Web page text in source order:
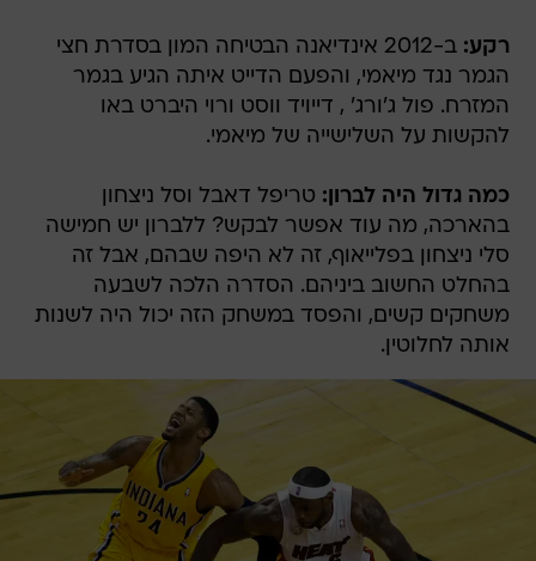
רקע:
ב-2012 אינדיאנה הבטיחה המון בסדרת חצי
הגמר נגד מיאמי, והפעם הדייט איתה הגיע בגמר
המזרח. פול ג'ורג' , דייויד ווסט ורוי היברט באו
להקשות על השלישייה של מיאמי.
כמה גדול היה לברון: טריפל דאבל וסל ניצחון
בהארכה, מה עוד אפשר לבקש? ללברון יש חמישה
סלי ניצחון בפלייאוף, זה לא היפה שבהם, אבל זה
בהחלט החשוב ביניהם. הסדרה הלכה לשבעה
משחקים קשים, והפסד במשחק הזה יכול היה לשנות
אותה לחלוטין.